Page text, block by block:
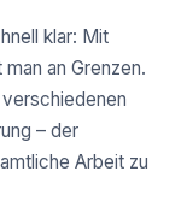
klar: Mit
an Grenzen.
– der
Arbeit zu